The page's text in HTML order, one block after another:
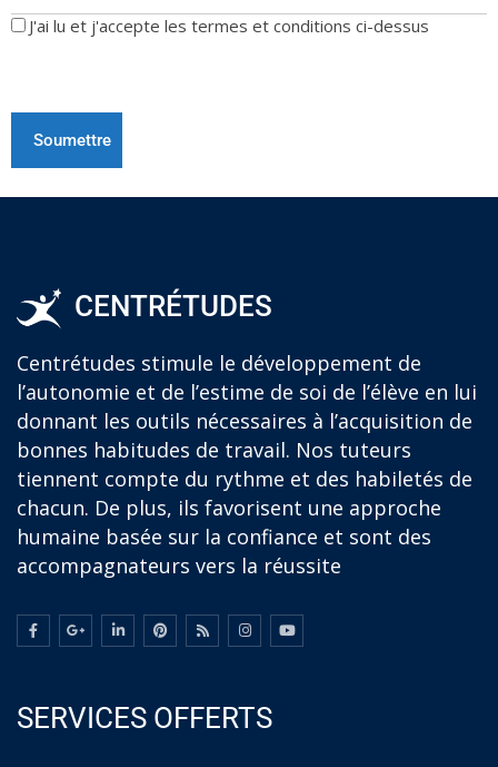
J'ai lu et j'accepte les termes et conditions ci-dessus
CENTRÉTUDES
Centrétudes stimule le développement de
l’autonomie et de l’estime de soi de l’élève en lui
donnant les outils nécessaires à l’acquisition de
bonnes habitudes de travail. Nos tuteurs
tiennent compte du rythme et des habiletés de
chacun. De plus, ils favorisent une approche
humaine basée sur la confiance et sont des
accompagnateurs vers la réussite
SERVICES OFFERTS